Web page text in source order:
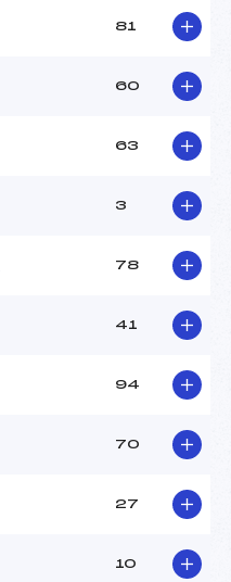
81
60
63
3
78
41
94
70
27
10